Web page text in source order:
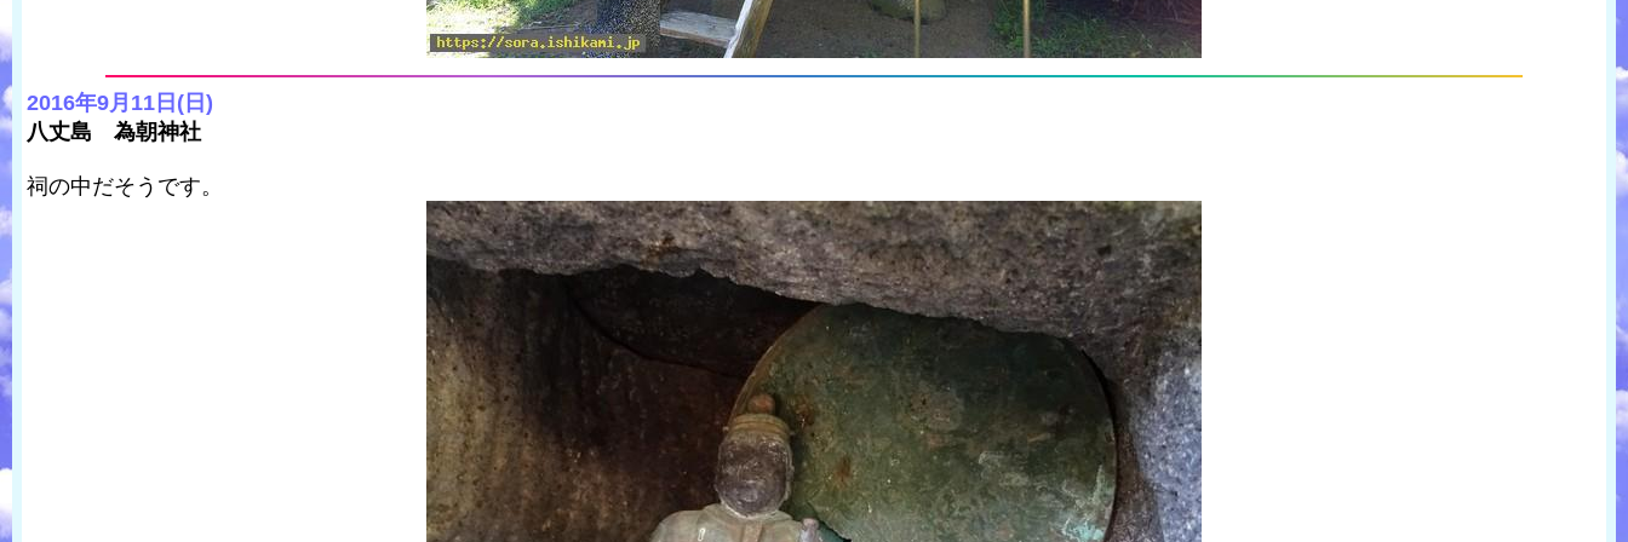
2016年9月11日(日)
八丈島 為朝神社
祠の中だそうです。